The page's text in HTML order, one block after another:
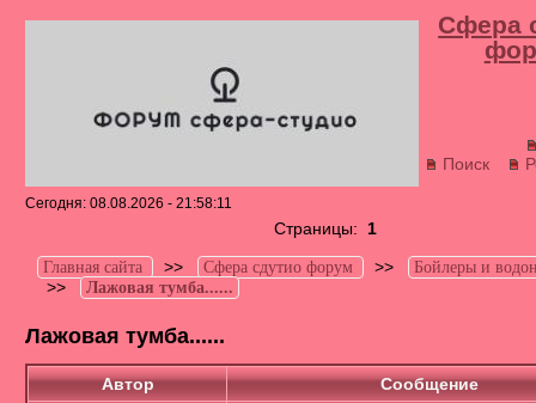
Сфера
Поиск
Сегодня: 08.08.2026 - 21:58:11
Страницы: 1
Главная сайта >> Сфера сдутио форум >> Бойлеры и
>> Лажовая тумба......
Лажовая тумба......
Автор Сообщение